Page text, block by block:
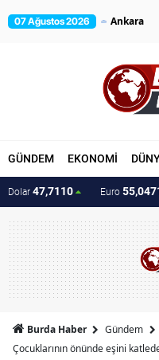
07 Ağustos 2026
GÜNDEM EKONOMİ
Dolar 47,7110 Euro
Burda Haber
Gündem
Çocuklarının önünde eşini